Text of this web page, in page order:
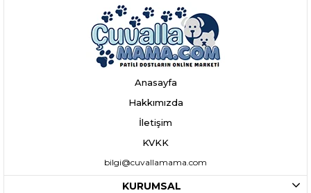
Anasayfa
Hakkımızda
İletişim
KVKK
bilgi@cuvallamama.com
KURUMSAL